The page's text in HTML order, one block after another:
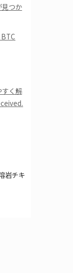
見つか
すく解
岩チキ